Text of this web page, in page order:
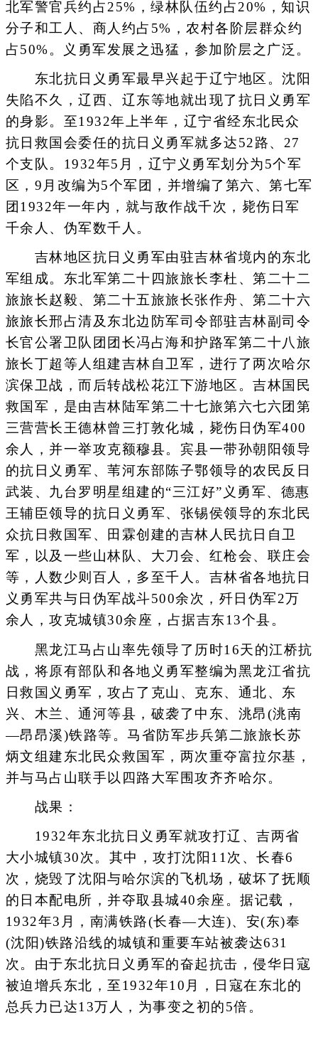
北军警官兵约占25%，绿林队伍约占20%，知识
分子和工人、商人约占5%，农村各阶层群众约
占50%。义勇军发展之迅猛，参加阶层之广泛。
东北抗日义勇军最早兴起于辽宁地区。沈阳
失陷不久，辽西、辽东等地就出现了抗日义勇军
的身影。至1932年上半年，辽宁省经东北民众
抗日救国会委任的抗日义勇军就多达52路、27
个支队。1932年5月，辽宁义勇军划分为5个军
区，9月改编为5个军团，并增编了第六、第七军
团1932年一年内，就与敌作战千次，毙伤日军
千余人、伪军数千人。
吉林地区抗日义勇军由驻吉林省境内的东北
军组成。东北军第二十四旅旅长李杜、第二十二
旅旅长赵毅、第二十五旅旅长张作舟、第二十六
旅旅长邢占清及东北边防军司令部驻吉林副司令
长官公署卫队团团长冯占海和护路军第二十八旅
旅长丁超等人组建吉林自卫军，进行了两次哈尔
滨保卫战，而后转战松花江下游地区。吉林国民
救国军，是由吉林陆军第二十七旅第六七六团第
三营营长王德林曾三打敦化城，毙伤日伪军400
余人，并一举攻克额穆县。宾县一带孙朝阳领导
的抗日义勇军、苇河东部陈子鄂领导的农民反日
武装、九台罗明星组建的“三江好”义勇军、德惠
王辅臣领导的抗日义勇军、张锡侯领导的东北民
众抗日救国军、田霖创建的吉林人民抗日自卫
军，以及一些山林队、大刀会、红枪会、联庄会
等，人数少则百人，多至千人。吉林省各地抗日
义勇军共与日伪军战斗500余次，歼日伪军2万
余人，攻克城镇30余座，占据吉东13个县。
黑龙江马占山率先领导了历时16天的江桥抗
战，将原有部队和各地义勇军整编为黑龙江省抗
日救国义勇军，攻占了克山、克东、通北、东
兴、木兰、通河等县，破袭了中东、洮昂(洮南
—昂昂溪)铁路等。马省防军步兵第二旅旅长苏
炳文组建东北民众救国军，两次重夺富拉尔基，
并与马占山联手以四路大军围攻齐齐哈尔。
战果：
1932年东北抗日义勇军就攻打辽、吉两省
大小城镇30次。其中，攻打沈阳11次、长春6
次，烧毁了沈阳与哈尔滨的飞机场，破坏了抚顺
的日本配电所，并夺取县城40余座。据记载，
1932年3月，南满铁路(长春—大连)、安(东)奉
(沈阳)铁路沿线的城镇和重要车站被袭达631
次。由于东北抗日义勇军的奋起抗击，侵华日寇
被迫增兵东北，至1932年10月，日寇在东北的
总兵力已达13万人，为事变之初的5倍。